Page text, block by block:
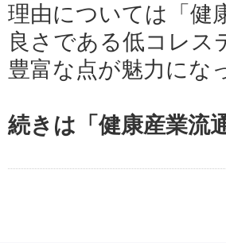
理由については「健
良さである低コレス
豊富な点が魅力にな
続きは「健康産業流